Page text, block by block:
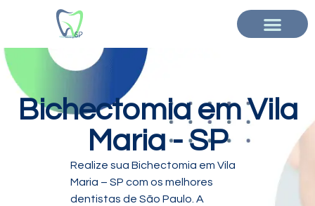
Bichectomia em Vila
Maria - SP
Realize sua Bichectomia em Vila
Maria – SP com os melhores
dentistas de São Paulo. A